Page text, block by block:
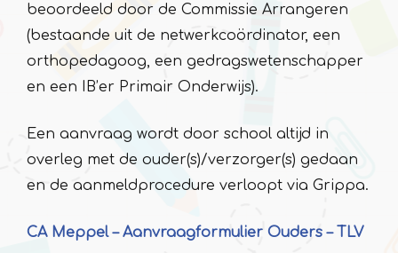
beoordeeld door de Commissie Arrangeren
(bestaande uit de netwerkcoördinator, een
orthopedagoog, een gedragswetenschapper
en een IB’er Primair Onderwijs).
Een aanvraag wordt door school altijd in
overleg met de ouder(s)/verzorger(s) gedaan
en de aanmeldprocedure verloopt via Grippa.
CA Meppel – Aanvraagformulier Ouders – TLV